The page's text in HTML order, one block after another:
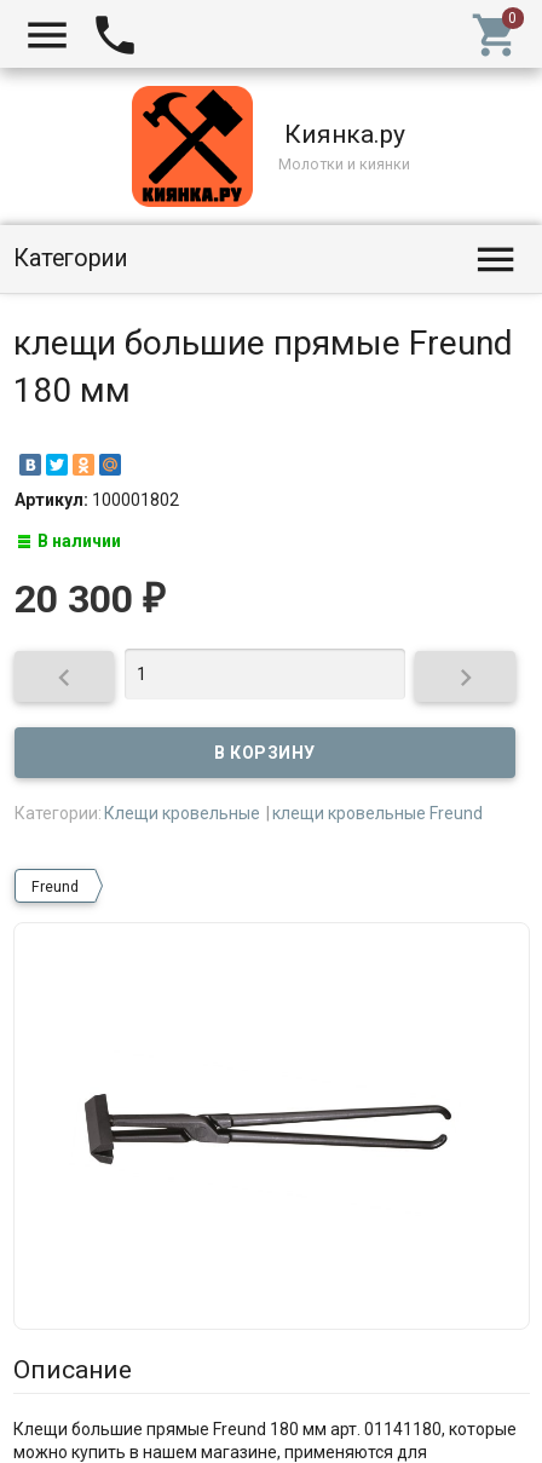
  
Киянка.ру
Молотки и киянки
Категории 
клещи большие прямые Freund
180 мм
Артикул: 100001802
В наличии
20 300 ₽
 
Категории:Клещи кровельные клещи кровельные Freund
Freund
Описание
Клещи большие прямые Freund 180 мм арт. 01141180, которые
можно купить в нашем магазине, применяются для